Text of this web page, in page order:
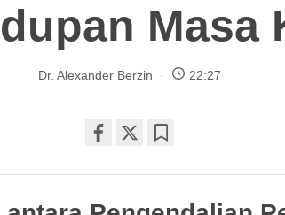
Masa
Dr. Alexander Berzin 22:27
on
facebook